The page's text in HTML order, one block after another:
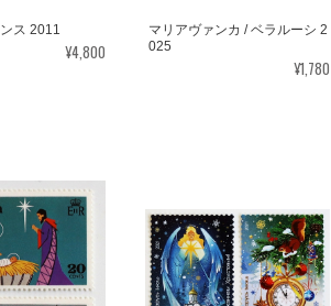
ス 2011
¥4,800
マリアヴァンカ / ベラルーシ 2
025
¥1,780